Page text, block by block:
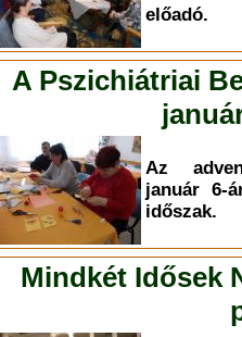
előadó.
A Pszichiátriai
Az
január 6-
időszak.
Mindkét Idősek